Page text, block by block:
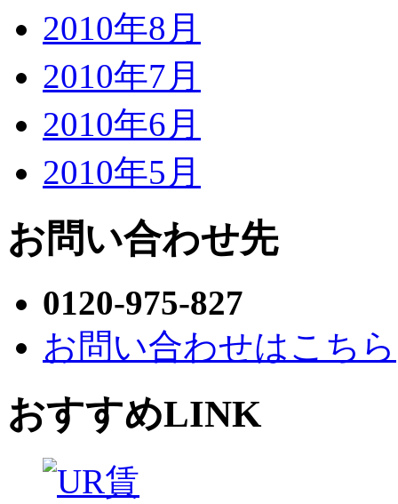
2010年8月
2010年7月
2010年6月
2010年5月
お問い合わせ先
0120-975-827
お問い合わせはこちら
おすすめLINK